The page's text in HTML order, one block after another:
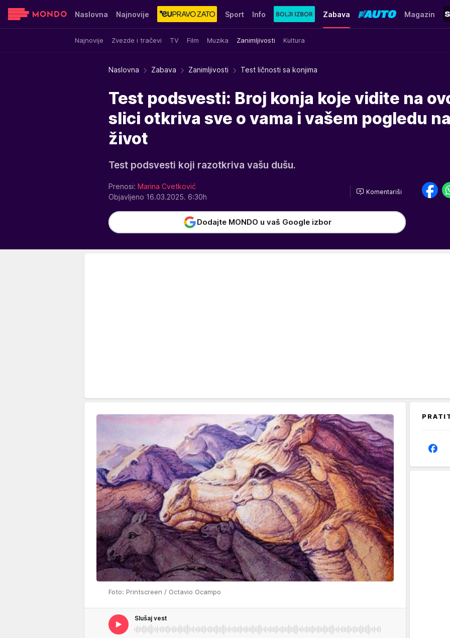
Naslovna Najnovije Sport Info Zabava
Najnovije Zvezde i tračevi TV Film Muzika Zanimljivosti Kultura
Magazin
Sensa Stvar ukusa Yumama
Naslovna Zabava Zanimljivosti Test ličnosti sa konjima
Test podsvesti: Broj konja koje vidite na
slici otkriva sve o vama i vašem pogledu na
život
Test podsvesti koji razotkriva vašu dušu.
Prenosi: Marina Cvetković
Objavljeno 16.03.2025. 6:30h
Komentariši
Dodajte MONDO u vaš Google izbor
Foto: Printscreen / Octavio Ocampo
Slušaj vest